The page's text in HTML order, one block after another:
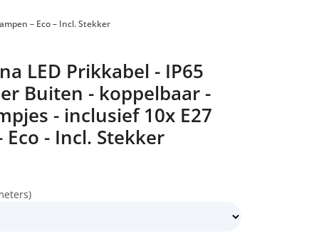
– Eco – Incl. Stekker
LED Prikkabel - IP65
Buiten - koppelbaar -
- inclusief 10x E27
- Incl. Stekker